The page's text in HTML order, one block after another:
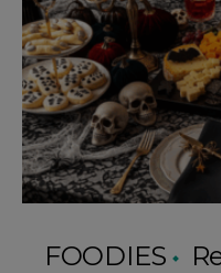
FOODIES